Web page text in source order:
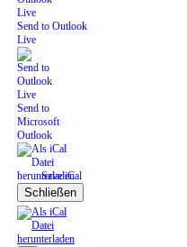
Send to Outlook
Live
Send to
Microsoft
Outlook
Save iCal
Schließen